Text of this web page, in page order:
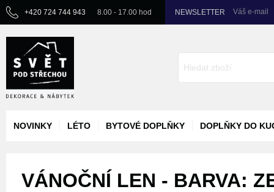
+420 724 744 943 8.00 - 17.00 hod NEWSLETTER Váš e-mail
NOVINKY LÉTO BYTOVÉ DOPLŇKY DOPLŇKY DO
VÁNOČNÍ LEN - BARVA: